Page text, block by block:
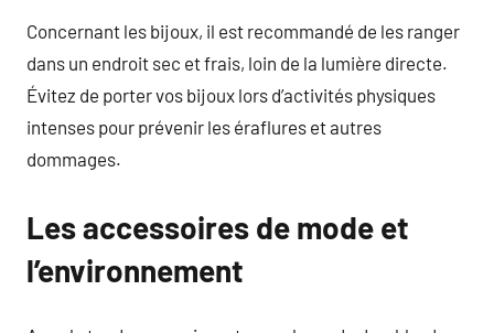
Concernant les bijoux, il est recommandé de les ranger
dans un endroit sec et frais, loin de la lumière directe.
Évitez de porter vos bijoux lors d’activités physiques
intenses pour prévenir les éraflures et autres
dommages.
Les accessoires de mode et
l’environnement